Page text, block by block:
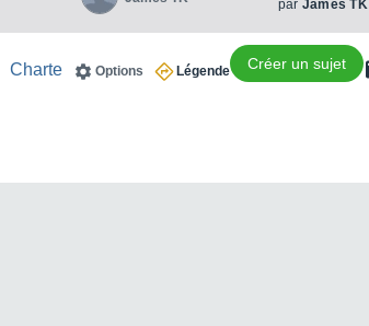
par James TK
Créer un sujet
Légende
Options
Charte